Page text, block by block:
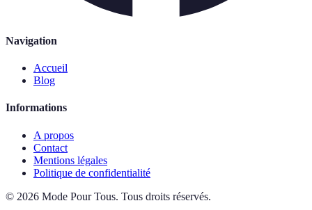
Navigation
Accueil
Blog
Informations
A propos
Contact
Mentions légales
Politique de confidentialité
© 2026 Mode Pour Tous. Tous droits réservés.